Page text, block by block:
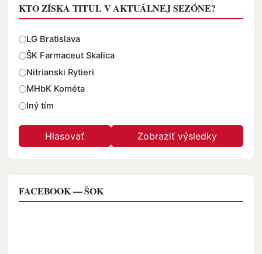
KTO ZÍSKA TITUL V AKTUÁLNEJ SEZÓNE?
Odpovede
LG Bratislava
ŠK Farmaceut Skalica
Nitrianski Rytieri
MHbK Kométa
Iný tím
FACEBOOK — ŠOK